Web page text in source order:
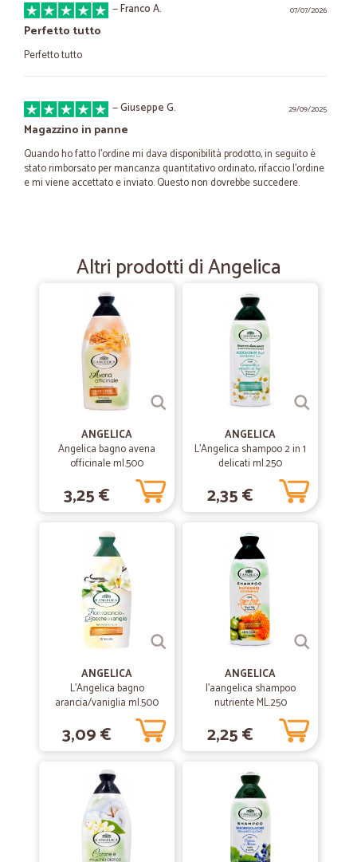
07/07/2026
—Franco A.
Perfetto tutto
Perfetto tutto
29/09/2025
—Giuseppe G.
Magazzino in panne
Quando ho fatto l'ordine mi dava disponibilità prodotto, in seguito è
stato rimborsato per mancanza quantitativo ordinato, rifaccio l'ordine
e mi viene accettato e inviato. Questo non dovrebbe succedere.
Ottimi prezzi e consegna velocissima.
Ottimi prezzi e consegna velocissima.
—Maria cristina G.
puntuali e precisi
puntuali e precisi, mai un errore e spedizioni celeri.
—Trustpilot
Eccellente !!
Sono anni che acquisto da Cicalia, sempre il Top. Consegna
refrigerata perfetta, ordine fatto giovedì, questa mattina alle 8.40 è
arrivato il corriere. Tutto imballato in maniera perfetta, merce integra
—Grazia D.
Servizio veloce
Servizio veloce, merce consegnata in ottimo stato tornerò ad
utilizzare i servizi di Cicalia
26/09/2020
—Carmelina T.
Prezzo competitivo.
Prezzo competitivo. Spedizione veloce. Ottimo
—
Pacco arrivato perfettamente,tutto in…
Pacco arrivato perfettamente,tutto in ottime condizioni
Altri prodotti di Angelica
ANGELICA
Angelica bagno avena
officinale ml.500
3,25 €
ANGELICA
L'Angelica shampoo 2 in 1
delicati ml.250
2,35 €
ANGELICA
L'Angelica bagno
arancia/vaniglia ml.500
3,09 €
ANGELICA
l'aangelica shampoo
nutriente ML.250
2,25 €